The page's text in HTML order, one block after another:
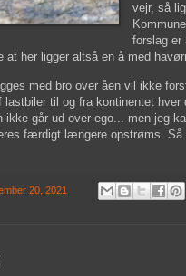
vejr, så
forslag er
at her ligger altså en å med
med bro over åen vil ikke
til og fra kontinentet
ikke går ud over ego... men
færdigt længere opstrøms. Så
20, 2021